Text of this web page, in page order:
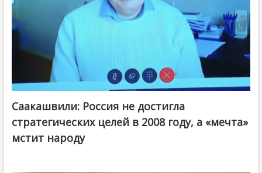
Саакашвили: Россия не достигла
стратегических целей в 2008 году, а «мечта»
мстит народу